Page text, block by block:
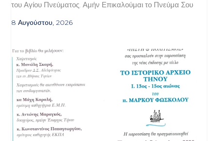
του Αγίου Πνεύματος. Αμήν Επικαλούμαι το Πνεύμα Σου
8 Αυγούστου, 2026